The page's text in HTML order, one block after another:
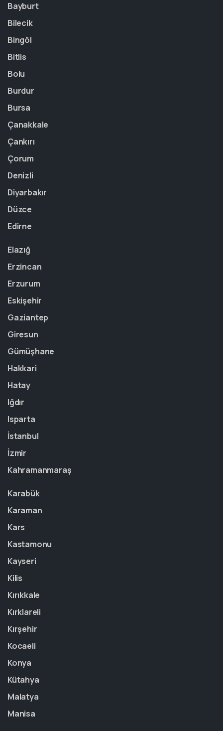
Bayburt
Bilecik
Bingöl
Bitlis
Bolu
Burdur
Bursa
Çanakkale
Çankırı
Çorum
Denizli
Diyarbakır
Düzce
Edirne
Elazığ
Erzincan
Erzurum
Eskişehir
Gaziantep
Giresun
Gümüşhane
Hakkari
Hatay
Iğdır
Isparta
İstanbul
İzmir
Kahramanmaraş
Karabük
Karaman
Kars
Kastamonu
Kayseri
Kilis
Kırıkkale
Kırklareli
Kırşehir
Kocaeli
Konya
Kütahya
Malatya
Manisa